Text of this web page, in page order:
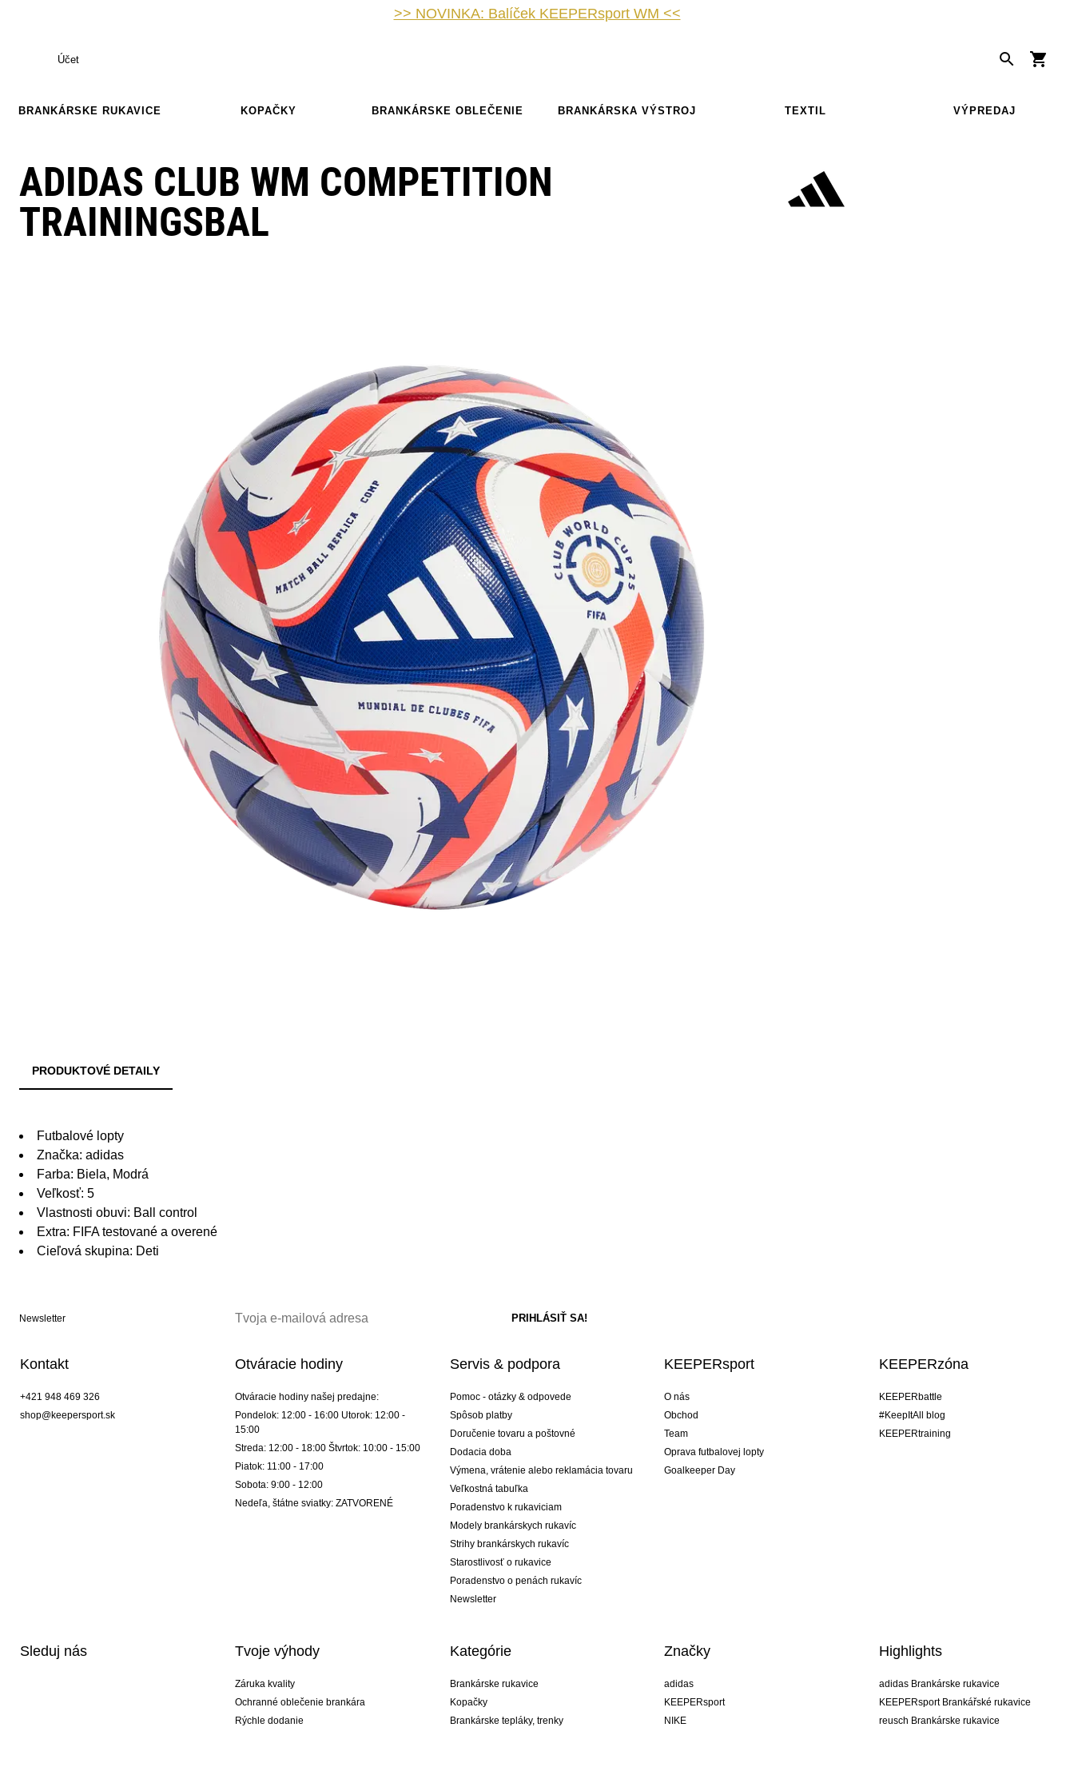
>> NOVINKA: Balíček KEEPERsport WM <<
Účet
BRANKÁRSKE RUKAVICE KOPAČKY BRANKÁRSKE OBLEČENIE BRANKÁRSKA VÝSTROJ TEXTIL VÝPREDAJ
ADIDAS CLUB WM COMPETITION
TRAININGSBAL
PRODUKTOVÉ DETAILY
Futbalové lopty
Značka: adidas
Farba: Biela, Modrá
Veľkosť: 5
Vlastnosti obuvi: Ball control
Extra: FIFA testované a overené
Cieľová skupina: Deti
Newsletter
Kontakt
+421 948 469 326
shop@keepersport.sk
Otváracie hodiny
Otváracie hodiny našej predajne:
Pondelok: 12:00 - 16:00 Utorok: 12:00 -
15:00
Streda: 12:00 - 18:00 Štvrtok: 10:00 - 15:00
Piatok: 11:00 - 17:00
Sobota: 9:00 - 12:00
Nedeľa, štátne sviatky: ZATVORENÉ
Servis & podpora
Pomoc - otázky & odpovede
Spôsob platby
Doručenie tovaru a poštovné
Dodacia doba
Výmena, vrátenie alebo reklamácia tovaru
Veľkostná tabuľka
Poradenstvo k rukaviciam
Modely brankárskych rukavíc
Strihy brankárskych rukavíc
Starostlivosť o rukavice
Poradenstvo o penách rukavíc
Newsletter
KEEPERsport
O nás
Obchod
Team
Oprava futbalovej lopty
Goalkeeper Day
KEEPERzóna
KEEPERbattle
#KeepItAll blog
KEEPERtraining
Sleduj nás Tvoje výhody
Záruka kvality
Ochranné oblečenie brankára
Rýchle dodanie
Kategórie
Brankárske rukavice
Kopačky
Brankárske tepláky, trenky
Značky
adidas
KEEPERsport
NIKE
Highlights
adidas Brankárske rukavice
KEEPERsport Brankářské rukavice
reusch Brankárske rukavice